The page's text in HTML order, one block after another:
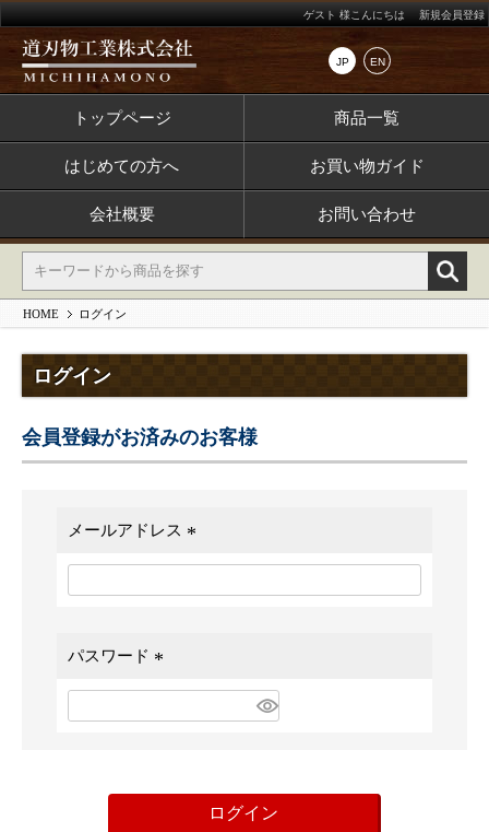
JP EN
ゲスト 様こんにちは 新規会員登録
トップページ 商品一覧
はじめての方へ お買い物ガイド
会社概要 お問い合わせ
HOME ログイン
ログイン
会員登録がお済みのお客様
メールアドレス
(
パスワード
(
ログイン